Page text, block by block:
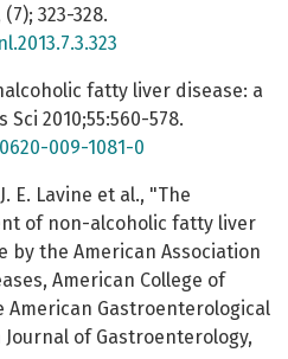
323-328.
fatty liver disease: a
2010;55:560-578.
009-1081-0
E. Lavine et al., "The
of non-alcoholic fatty liver
by the American Association
American College of
American Gastroenterological
of Gastroenterology,